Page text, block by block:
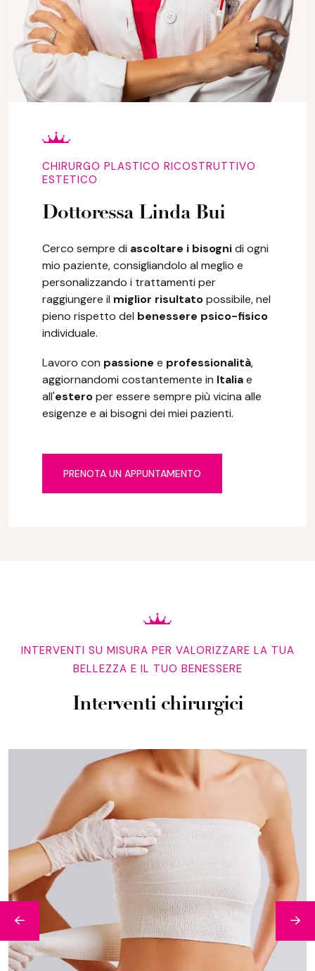
CHIRURGO PLASTICO RICOSTRUTTIVO
ESTETICO
Dottoressa Linda Bui
Cerco sempre di ascoltare i bisognidi ogni
mio paziente, consigliandolo al meglio e
personalizzando i trattamenti per
raggiungere il miglior risultatopossibile, nel
pieno rispetto del benessere psico-fisico
individuale.
Lavoro con passione e professionalità,
aggiornandomi costantemente in Italiae
all'esteroper essere sempre più vicina alle
esigenze e ai bisogni dei miei pazienti.
PRENOTA UN APPUNTAMENTO
INTERVENTI SU MISURA PER VALORIZZARE LA TUA
BELLEZZA E IL TUO BENESSERE
Interventi chirurgici